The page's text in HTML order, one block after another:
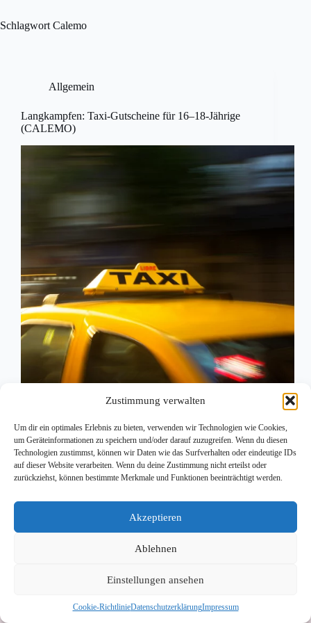
Zustimmung verwalten
Um dir ein optimales Erlebnis zu bieten, verwenden wir Technologien wie Cookies,
um Geräteinformationen zu speichern und/oder darauf zuzugreifen. Wenn du diesen
Technologien zustimmst, können wir Daten wie das Surfverhalten oder eindeutige IDs
auf dieser Website verarbeiten. Wenn du deine Zustimmung nicht erteilst oder
zurückziehst, können bestimmte Merkmale und Funktionen beeinträchtigt werden.
Akzeptieren
Ablehnen
Einstellungen ansehen
Cookie-RichtlinieDatenschutzerklärungImpressum
content
Schlagwort Calemo
Allgemein
Langkampfen: Taxi-Gutscheine für 16–18-Jährige
(CALEMO)
Die Gemeinde Langkampfen stellt Taxigutscheine
für Jugendliche zwischen 16-18 kostenlos zur
Verfügung.
jungeskufstein
18. August 2025
Impressum
Datenschutzerklärung